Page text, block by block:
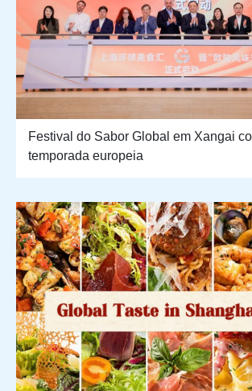
Festival do Sabor Global em Xangai
temporada europeia